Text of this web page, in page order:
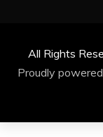
All Rights
Proudly